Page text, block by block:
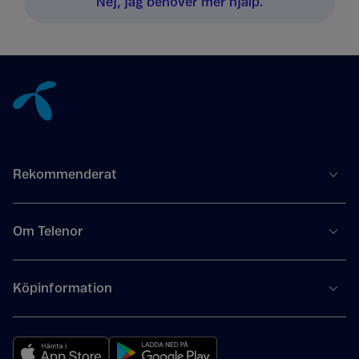
Rekommenderat
Om Telenor
Köpinformation